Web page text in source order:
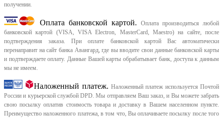
получении.
Оплата банковской картой.
Оплата производиться любой
банковской картой (VISA, VISA Electron, MasterCard, Maestro) на сайте, после
подтверждения заказа. При оплате банковской картой Вас автоматически
перенаправит на сайт банка Авангард, где вы вводите свои данные банковской карты
и подтверждаете оплату. Данные Вашей карты обрабатывает банк, доступа к данным
мы не имеем.
Наложенный платеж. Наложенный платеж используется Почтой
России и курьерской службой DPD. Мы отправляем Ваш заказ, и Вы можете забрать
свою посылку оплатив стоимость товара и доставку в Вашем населенном пункте.
Преимущество наложенного платежа, в том что, Вы оплачиваете посылку после того